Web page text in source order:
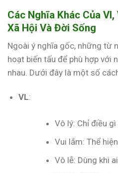
Các Nghĩa Khác Của
Xã Hội Và Đời Sống
Ngoài ý nghĩa gốc, những từ
hoạt biến tấu để phù hợp với
nhau. Dưới đây là một số
VL:
Vô lý: Chỉ điều gì
Vui lắm: Thể
Vô lễ: Dùng khi